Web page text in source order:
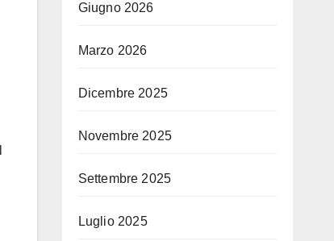
Giugno 2026
Marzo 2026
Dicembre 2025
Novembre 2025
Settembre 2025
Luglio 2025